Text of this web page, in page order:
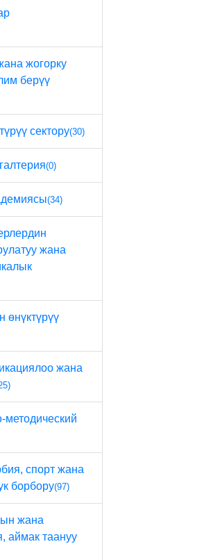
жогорку
берүү
сектору(30)
(0)
(34)
жана
өнүктүрүү
жана
методический
спорт жана
борбору(97)
жана
аймак таануу